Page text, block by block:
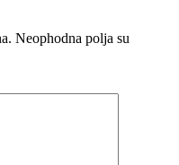
Neophodna polja su